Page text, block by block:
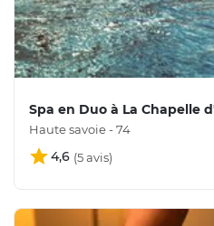
Spa en Duo à La Chapelle
Haute savoie - 74
4,6